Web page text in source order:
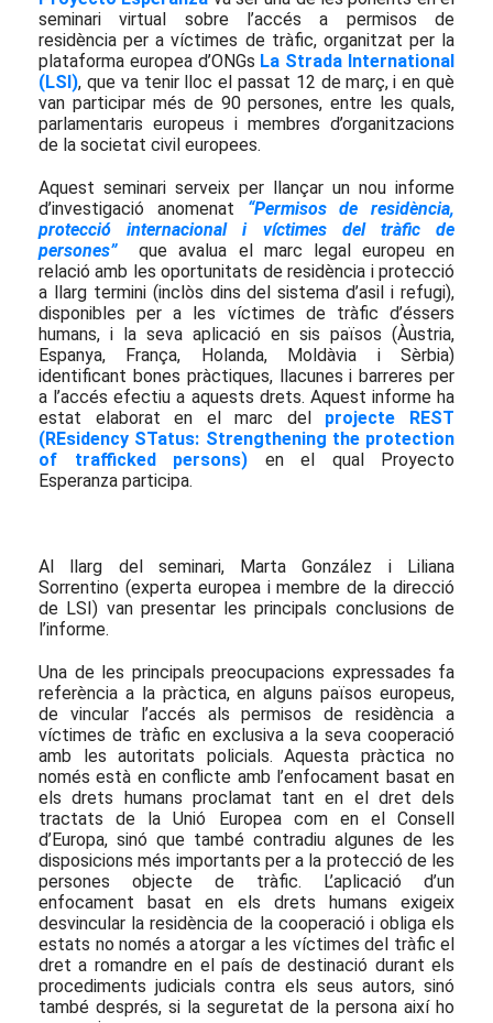
seminari virtual sobre l’accés a permisos de
residència per a víctimes de tràfic, organitzat per la
plataforma europea d’ONGs La Strada International
(LSI), que va tenir lloc el passat 12 de març, i en què
van participar més de 90 persones, entre les quals,
parlamentaris europeus i membres d’organitzacions
de la societat civil europees.
Aquest seminari serveix per llançar un nou informe
d’investigació anomenat “Permisos de residència,
protecció internacional i víctimes del tràfic de
persones”
que avalua el marc legal europeu en
relació amb les oportunitats de residència i protecció
a llarg termini (inclòs dins del sistema d’asil i refugi),
disponibles per a les víctimes de tràfic d’éssers
humans, i la seva aplicació en sis països (Àustria,
Espanya, França, Holanda, Moldàvia i Sèrbia)
identificant bones pràctiques, llacunes i barreres per
a l’accés efectiu a aquests drets. Aquest informe ha
estat elaborat en el marc del projecte REST
(REsidency STatus: Strengthening the protection
of trafficked persons) en el qual Proyecto
Esperanza participa.
Al llarg del seminari, Marta González i Liliana
Sorrentino (experta europea i membre de la direcció
de LSI) van presentar les principals conclusions de
l’informe.
Una de les principals preocupacions expressades fa
referència a la pràctica, en alguns països europeus,
de vincular l’accés als permisos de residència a
víctimes de tràfic en exclusiva a la seva cooperació
amb les autoritats policials. Aquesta pràctica no
només està en conflicte amb l’enfocament basat en
els drets humans proclamat tant en el dret dels
tractats de la Unió Europea com en el Consell
d’Europa, sinó que també contradiu algunes de les
disposicions més importants per a la protecció de les
persones objecte de tràfic. L’aplicació d’un
enfocament basat en els drets humans exigeix
desvincular la residència de la cooperació i obliga els
estats no només a atorgar a les víctimes del tràfic el
dret a romandre en el país de destinació durant els
procediments judicials contra els seus autors, sinó
també després, si la seguretat de la persona així ho